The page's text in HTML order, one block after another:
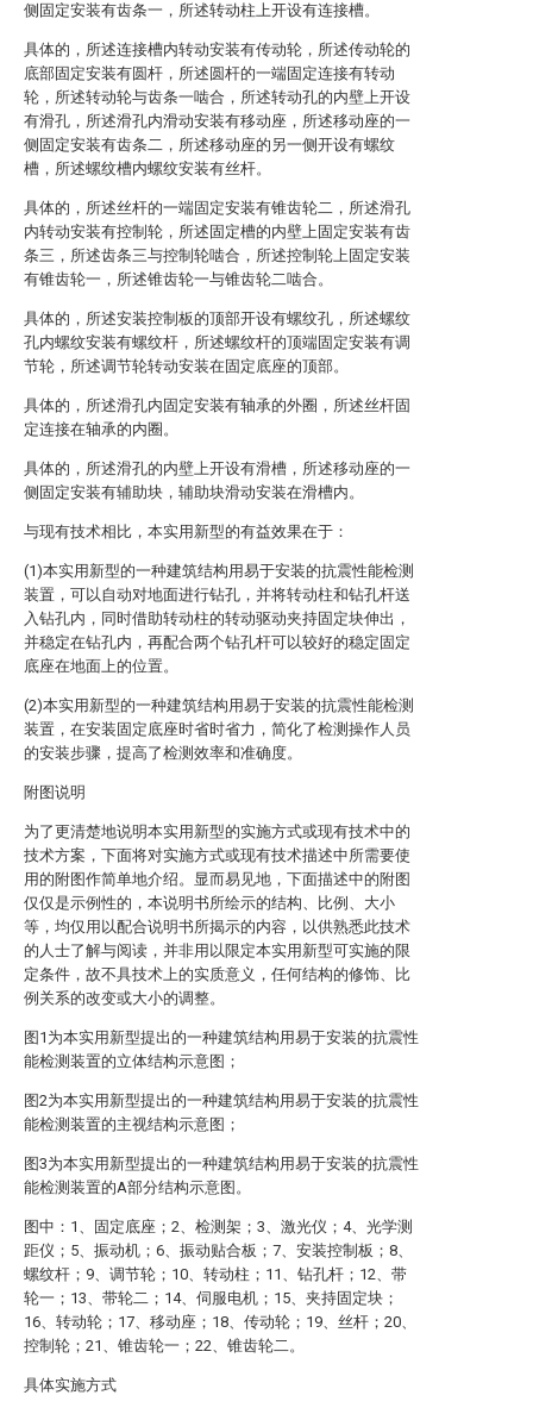
侧固定安装有齿条一，所述转动柱上开设有连接槽。
具体的，所述连接槽内转动安装有传动轮，所述传动轮的
底部固定安装有圆杆，所述圆杆的一端固定连接有转动
轮，所述转动轮与齿条一啮合，所述转动孔的内壁上开设
有滑孔，所述滑孔内滑动安装有移动座，所述移动座的一
侧固定安装有齿条二，所述移动座的另一侧开设有螺纹
槽，所述螺纹槽内螺纹安装有丝杆。
具体的，所述丝杆的一端固定安装有锥齿轮二，所述滑孔
内转动安装有控制轮，所述固定槽的内壁上固定安装有齿
条三，所述齿条三与控制轮啮合，所述控制轮上固定安装
有锥齿轮一，所述锥齿轮一与锥齿轮二啮合。
具体的，所述安装控制板的顶部开设有螺纹孔，所述螺纹
孔内螺纹安装有螺纹杆，所述螺纹杆的顶端固定安装有调
节轮，所述调节轮转动安装在固定底座的顶部。
具体的，所述滑孔内固定安装有轴承的外圈，所述丝杆固
定连接在轴承的内圈。
具体的，所述滑孔的内壁上开设有滑槽，所述移动座的一
侧固定安装有辅助块，辅助块滑动安装在滑槽内。
与现有技术相比，本实用新型的有益效果在于：
(1)本实用新型的一种建筑结构用易于安装的抗震性能检测
装置，可以自动对地面进行钻孔，并将转动柱和钻孔杆送
入钻孔内，同时借助转动柱的转动驱动夹持固定块伸出，
并稳定在钻孔内，再配合两个钻孔杆可以较好的稳定固定
底座在地面上的位置。
(2)本实用新型的一种建筑结构用易于安装的抗震性能检测
装置，在安装固定底座时省时省力，简化了检测操作人员
的安装步骤，提高了检测效率和准确度。
附图说明
为了更清楚地说明本实用新型的实施方式或现有技术中的
技术方案，下面将对实施方式或现有技术描述中所需要使
用的附图作简单地介绍。显而易见地，下面描述中的附图
仅仅是示例性的，本说明书所绘示的结构、比例、大小
等，均仅用以配合说明书所揭示的内容，以供熟悉此技术
的人士了解与阅读，并非用以限定本实用新型可实施的限
定条件，故不具技术上的实质意义，任何结构的修饰、比
例关系的改变或大小的调整。
图1为本实用新型提出的一种建筑结构用易于安装的抗震性
能检测装置的立体结构示意图；
图2为本实用新型提出的一种建筑结构用易于安装的抗震性
能检测装置的主视结构示意图；
图3为本实用新型提出的一种建筑结构用易于安装的抗震性
能检测装置的A部分结构示意图。
图中：1、固定底座；2、检测架；3、激光仪；4、光学测
距仪；5、振动机；6、振动贴合板；7、安装控制板；8、
螺纹杆；9、调节轮；10、转动柱；11、钻孔杆；12、带
轮一；13、带轮二；14、伺服电机；15、夹持固定块；
16、转动轮；17、移动座；18、传动轮；19、丝杆；20、
控制轮；21、锥齿轮一；22、锥齿轮二。
具体实施方式